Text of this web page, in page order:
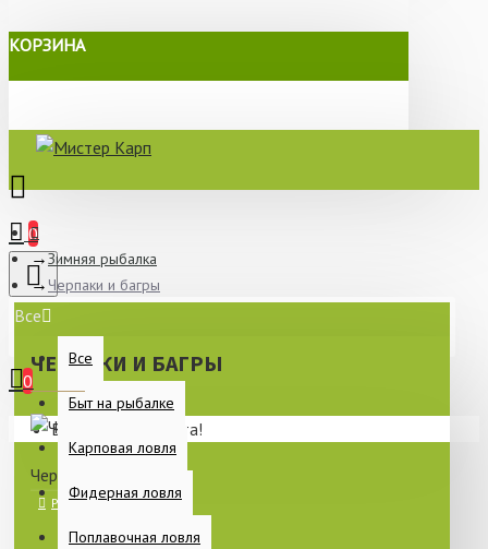
КОРЗИНА
0
Все
Все
Быт на рыбалке
Карповая ловля
Фидерная ловля
Поплавочная ловля
0
Ваша корзина пуста!
Зимняя рыбалка
Черпаки и багры
ЧЕРПАКИ И БАГРЫ
Черпаки и багры